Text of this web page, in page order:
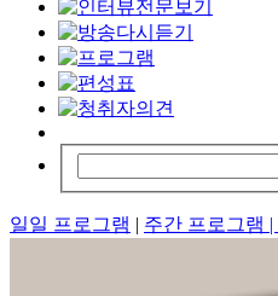
일일 프로그램 | 주간 프로그램 |